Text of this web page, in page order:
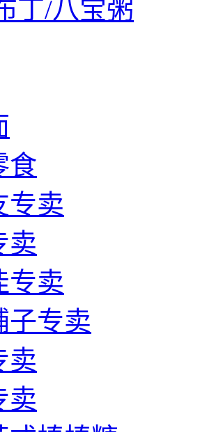
丁/八宝粥
食
专卖
卖
专卖
子专卖
卖
卖